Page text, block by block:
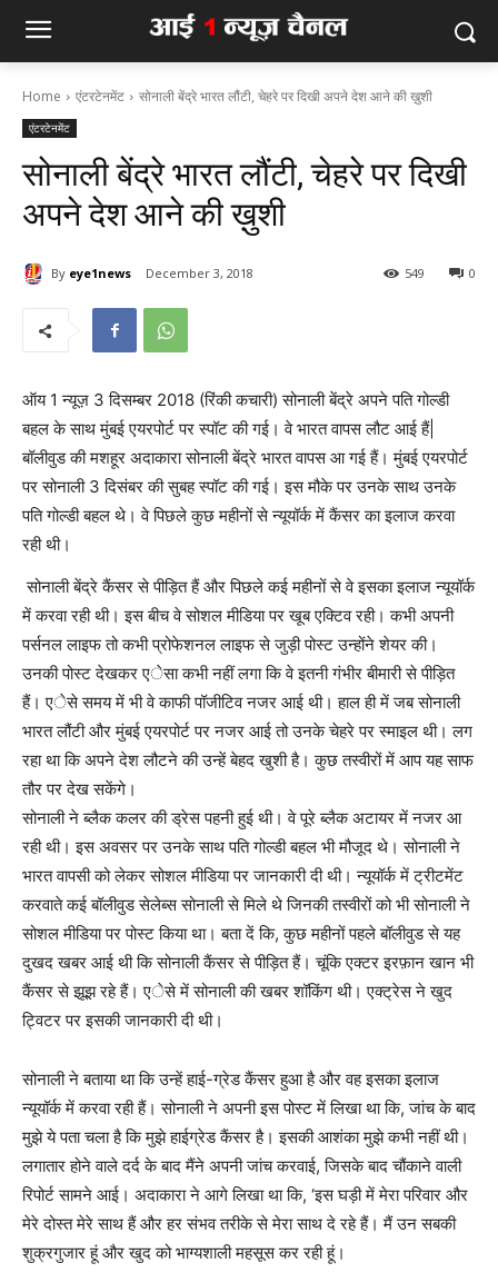
Home एंटरटेनमेंट सोनाली बेंद्रे भारत लौंटी, चेहरे पर दिखी अपने देश आने की ख़ुशी
एंटरटेनमेंट
सोनाली बेंद्रे भारत लौंटी, चेहरे पर दिखी
अपने देश आने की ख़ुशी
By eye1news December 3, 2018 0
549
ऑय 1 न्यूज़ 3 दिसम्बर 2018 (रिंकी कचारी) सोनाली बेंद्रे अपने पति गोल्डी
बहल के साथ मुंबई एयरपोर्ट पर स्पॉट की गई। वे भारत वापस लौट आई हैं|
बॉलीवुड की मशहूर अदाकारा सोनाली बेंद्रे भारत वापस आ गई हैं। मुंबई एयरपोर्ट
पर सोनाली 3 दिसंबर की सुबह स्पॉट की गई। इस मौके पर उनके साथ उनके
पति गोल्डी बहल थे। वे पिछले कुछ महीनों से न्यूयॉर्क में कैंसर का इलाज करवा
रही थी।
सोनाली बेंद्रे कैंसर से पीड़ित हैं और पिछले कई महीनों से वे इसका इलाज न्यूयॉर्क
में करवा रही थी। इस बीच वे सोशल मीडिया पर खूब एक्टिव रही। कभी अपनी
पर्सनल लाइफ तो कभी प्रोफेशनल लाइफ से जुड़ी पोस्ट उन्होंने शेयर की।
उनकी पोस्ट देखकर एेसा कभी नहीं लगा कि वे इतनी गंभीर बीमारी से पीड़ित
हैं। एेसे समय में भी वे काफी पॉजीटिव नजर आई थी। हाल ही में जब सोनाली
भारत लौंटी और मुंबई एयरपोर्ट पर नजर आई तो उनके चेहरे पर स्माइल थी। लग
रहा था कि अपने देश लौटने की उन्हें बेहद खुशी है। कुछ तस्वीरों में आप यह साफ
तौर पर देख सकेंगे।
सोनाली ने ब्लैक कलर की ड्रेस पहनी हुई थी। वे पूरे ब्लैक अटायर में नजर आ
रही थी। इस अवसर पर उनके साथ पति गोल्डी बहल भी मौजूद थे। सोनाली ने
भारत वापसी को लेकर सोशल मीडिया पर जानकारी दी थी। न्यूयॉर्क में ट्रीटमेंट
करवाते कई बॉलीवुड सेलेब्स सोनाली से मिले थे जिनकी तस्वीरों को भी सोनाली ने
सोशल मीडिया पर पोस्ट किया था। बता दें कि, कुछ महीनों पहले बॉलीवुड से यह
दुखद खबर आई थी कि सोनाली कैंसर से पीड़ित हैं। चूंकि एक्टर इरफ़ान खान भी
कैंसर से झूझ रहे हैं। एेसे में सोनाली की खबर शॉकिंग थी। एक्ट्रेस ने खुद
ट्विटर पर इसकी जानकारी दी थी।
सोनाली ने बताया था कि उन्‍हें हाई-ग्रेड कैंसर हुआ है और वह इसका इलाज
न्‍यूयॉर्क में करवा रही हैं। सोनाली ने अपनी इस पोस्ट में लिखा था कि, जांच के बाद
मुझे ये पता चला है कि मुझे हाईग्रेड कैंसर है। इसकी आशंका मुझे कभी नहीं थी।
लगातार होने वाले दर्द के बाद मैंने अपनी जांच करवाई, जिसके बाद चौंकाने वाली
रिपोर्ट सामने आई। अदाकारा ने आगे लिखा था कि, ‘इस घड़ी में मेरा परिवार और
मेरे दोस्त मेरे साथ हैं और हर संभव तरीके से मेरा साथ दे रहे हैं। मैं उन सबकी
शुक्रगुजार हूं और खुद को भाग्यशाली महसूस कर रही हूं।